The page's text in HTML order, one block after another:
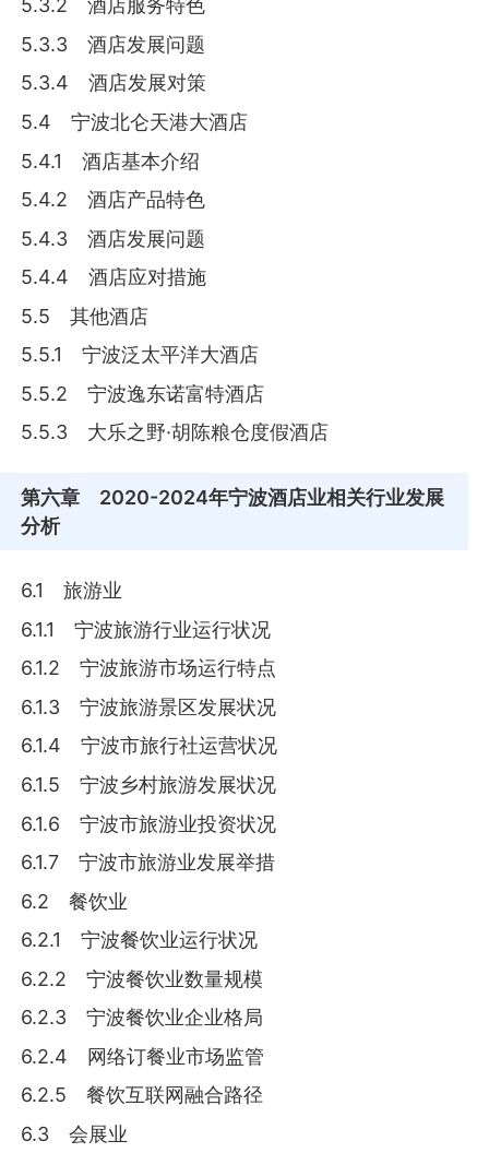
5.3.2 酒店服务特色
5.3.3 酒店发展问题
5.3.4 酒店发展对策
5.4 宁波北仑天港大酒店
5.4.1 酒店基本介绍
5.4.2 酒店产品特色
5.4.3 酒店发展问题
5.4.4 酒店应对措施
5.5 其他酒店
5.5.1 宁波泛太平洋大酒店
5.5.2 宁波逸东诺富特酒店
5.5.3 大乐之野·胡陈粮仓度假酒店
第六章 2020-2024年宁波酒店业相关行业发展
分析
6.1 旅游业
6.1.1 宁波旅游行业运行状况
6.1.2 宁波旅游市场运行特点
6.1.3 宁波旅游景区发展状况
6.1.4 宁波市旅行社运营状况
6.1.5 宁波乡村旅游发展状况
6.1.6 宁波市旅游业投资状况
6.1.7 宁波市旅游业发展举措
6.2 餐饮业
6.2.1 宁波餐饮业运行状况
6.2.2 宁波餐饮业数量规模
6.2.3 宁波餐饮业企业格局
6.2.4 网络订餐业市场监管
6.2.5 餐饮互联网融合路径
6.3 会展业